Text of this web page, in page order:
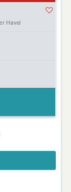
Havel